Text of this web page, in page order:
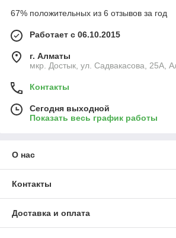
67% положительных из 6 отзывов за год
Работает с 06.10.2015
г. Алматы
мкр. Достык, ул. Садвакасова, 25А,
Контакты
Сегодня выходной
Показать весь график работы
О нас
Контакты
Доставка и оплата